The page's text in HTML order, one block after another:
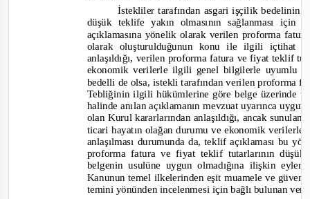
İstekliler tarafından asgari işçilik
düşük teklife yakın olmasının sağlanması
açıklamasına yönelik olarak verilen proforma
olarak oluşturulduğunun konu ile ilgili içtihat
anlaşıldığı, verilen proforma fatura ve fiyat teklif
ekonomik verilerle ilgili genel bilgilerle uyumlu
bedelli de olsa, istekli tarafından verilen proforma
Tebliğinin ilgili hükümlerine göre belge üzerinde
halinde anılan açıklamanın mevzuat uyarınca
olan Kurul kararlarından anlaşıldığı, ancak
ticari hayatın olağan durumu ve ekonomik
anlaşılması durumunda da, teklif açıklaması bu
proforma fatura ve fiyat teklif tutarlarının
belgenin usulüne uygun olmadığına ilişkin
Kanunun temel ilkelerinden eşit muamele ve
temini yönünden incelenmesi için bağlı bulunan